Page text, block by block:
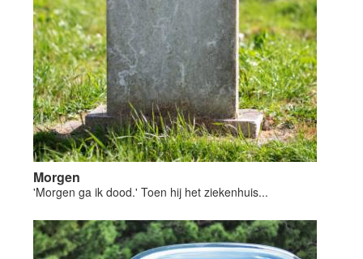
Morgen
'Morgen ga ik dood.' Toen hij het ziekenhuis...